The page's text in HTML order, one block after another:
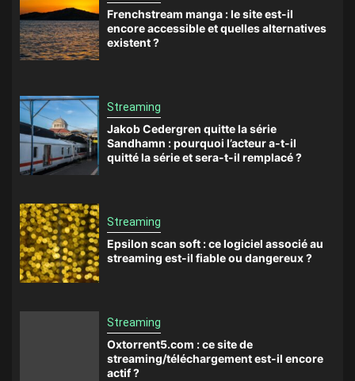
Frenchstream manga : le site est-il
encore accessible et quelles alternatives
existent ?
Streaming
Jakob Cedergren quitte la série
Sandhamn : pourquoi l’acteur a-t-il
quitté la série et sera-t-il remplacé ?
Streaming
Epsilon scan soft : ce logiciel associé au
streaming est-il fiable ou dangereux ?
Streaming
Oxtorrent5.com : ce site de
streaming/téléchargement est-il encore
actif ?